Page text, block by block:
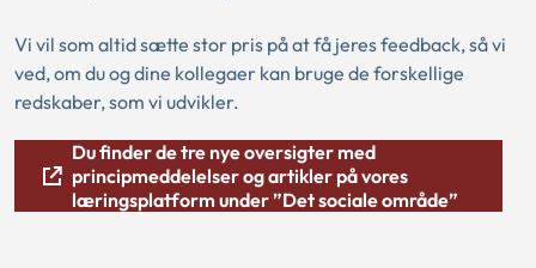
Vi vil som altid sætte stor pris på at få jeres feedback, så vi
ved, om du og dine kollegaer kan bruge de forskellige
redskaber, som vi udvikler.
Du finder de tre nye oversigter med
principmeddelelser og artikler på vores
læringsplatform under ”Det sociale område”